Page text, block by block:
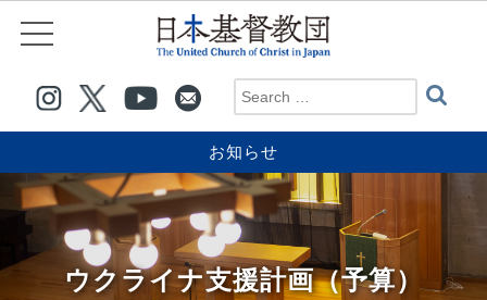
お知らせ
ウクライナ支援計画（予算）